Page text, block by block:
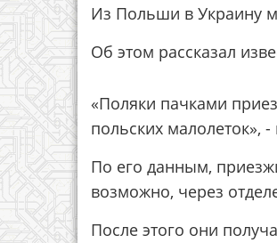
Из Польши в Украину
Об этом рассказал
«Поляки пачками
польских малолеток»,
По его данным,
возможно, через
После этого они